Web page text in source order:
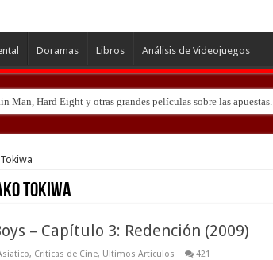
Doramas Libros Análisis de Videojuegos
Man, Hard Eight y otras grandes películas sobre las apuestas.
al maravilloso mundo de ‘Deadly Premonition’
Tokiwa
– Capítulo 3: Redención (2009)
, Criticas de Cine, Ultimos Articulos 421